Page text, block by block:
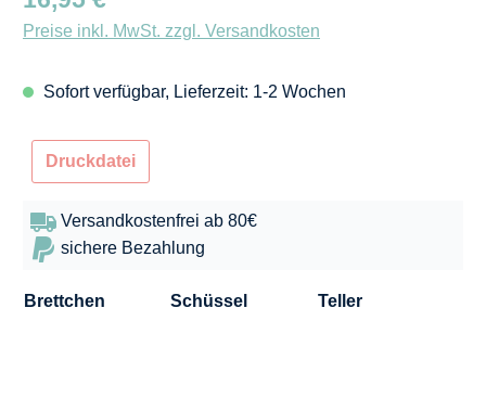
Brettchen Schüssel Teller
Preise inkl. MwSt. zzgl. Versandkosten
Sofort verfügbar, Lieferzeit: 1-2 Wochen
Druckdatei
Versandkostenfrei ab 80€
sichere Bezahlung